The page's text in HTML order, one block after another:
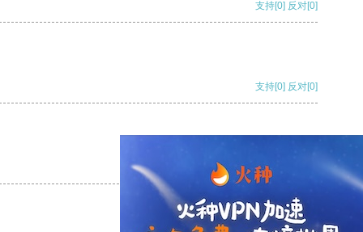
支持[0] 反对[0]
支持[0] 反对[0]
支持